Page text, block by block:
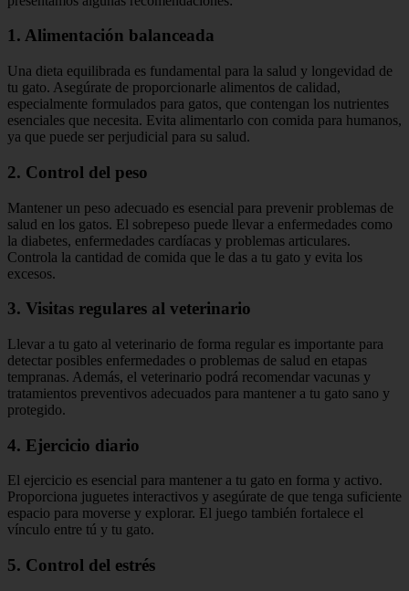
1. Alimentación balanceada
Una dieta equilibrada es fundamental para la salud y longevidad de
tu gato. Asegúrate de proporcionarle alimentos de calidad,
especialmente formulados para gatos, que contengan los nutrientes
esenciales que necesita. Evita alimentarlo con comida para humanos,
ya que puede ser perjudicial para su salud.
2. Control del peso
Mantener un peso adecuado es esencial para prevenir problemas de
salud en los gatos. El sobrepeso puede llevar a enfermedades como
la diabetes, enfermedades cardíacas y problemas articulares.
Controla la cantidad de comida que le das a tu gato y evita los
excesos.
3. Visitas regulares al veterinario
Llevar a tu gato al veterinario de forma regular es importante para
detectar posibles enfermedades o problemas de salud en etapas
tempranas. Además, el veterinario podrá recomendar vacunas y
tratamientos preventivos adecuados para mantener a tu gato sano y
protegido.
4. Ejercicio diario
El ejercicio es esencial para mantener a tu gato en forma y activo.
Proporciona juguetes interactivos y asegúrate de que tenga suficiente
espacio para moverse y explorar. El juego también fortalece el
vínculo entre tú y tu gato.
5. Control del estrés